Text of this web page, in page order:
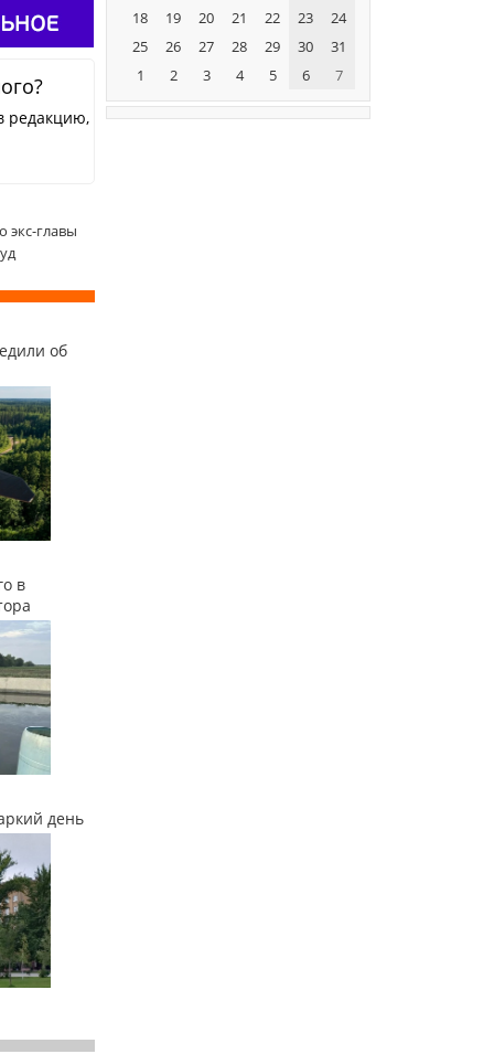
редакцию,
экс-главы
об
в
день
18
19 20 21 22 23
24
25
26 27 28 29 30
31
1
2 3 4 5 6 7